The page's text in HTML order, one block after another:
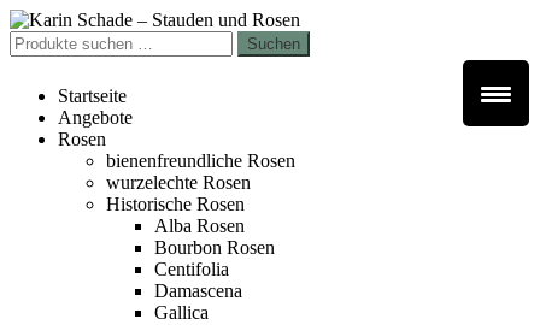
Zur
Navigation
springen
Zum
Inhalt
springen
Suchen
nach:
Suchen
Startseite
Angebote
Rosen
bienenfreundliche Rosen
wurzelechte Rosen
Historische Rosen
Alba Rosen
Bourbon Rosen
Centifolia
Damascena
Gallica